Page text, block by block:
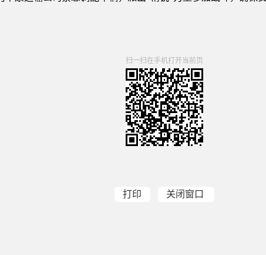
扫一扫在手机打开当前页
打印 关闭窗口